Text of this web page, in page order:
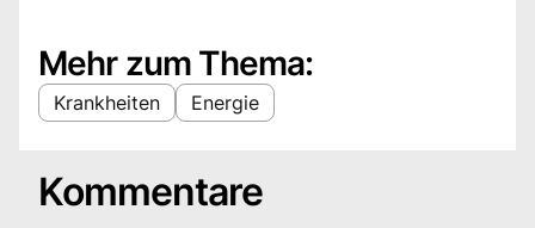
Mehr zum Thema:
Krankheiten Energie
Kommentare